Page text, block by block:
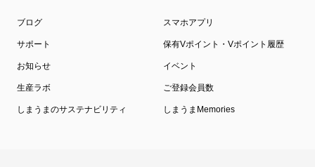
ブログ スマホアプリ
サポート 保有Vポイント・Vポイント履歴
お知らせ イベント
生産ラボ ご登録会員数
しまうまのサステナビリティ しまうまMemories